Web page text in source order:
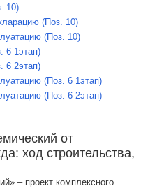
10)
(Поз. 10)
(Поз. 10)
6 1этап)
6 2этап)
(Поз. 6 1этап)
(Поз. 6 2этап)
от
ход строительства,
– проект комплексного